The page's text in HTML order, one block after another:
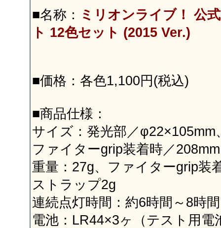
■名称： ミリオンライブ！ 公
ト 12色セット (2015 Ver.)
■価格：各色1,100円(税込)
■商品仕様：
サイズ：発光部／φ22×105mm
ファイターgrip装着時／208mm
重量：27g、ファイターgrip装
ストラップ2g
連続点灯時間：約6時間～8時間
電池：LR44×3ヶ（テスト用電